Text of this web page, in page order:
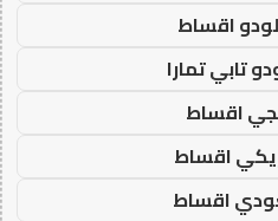
اقساط
تابي تمارا
اقساط
اقساط
اقساط